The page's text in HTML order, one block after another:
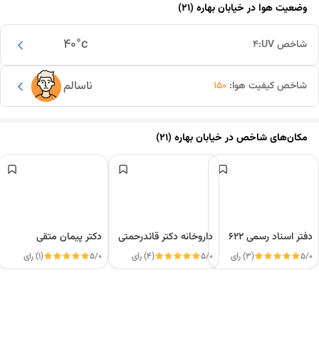
وضعیت هوا درخیابان بهاره (21)
40°c شاخص UV: 4
ناسالم شاخص کیفیت هوا: 150
مکان‌های شاخص درخیابان بهاره (21)
دفتر اسناد رسمی ۶۲۲
5/0 (3) رای
داروخانه دکتر قائدرحمتی
5/0 (4) رای
دکتر پیمان متقی
5/0 (1) رای